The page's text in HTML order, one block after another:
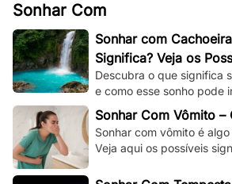
Sonhar Com
Sonhar com
Significa? Veja os
Descubra o que significa
e como esse sonho pode
Explore os significados
psicológicos!
Sonhar Com Vômito –
Sonhar com vômito é
Veja aqui os possíveis